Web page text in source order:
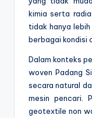
kimia serta
tidak hanya
berbagai kondisi
Dalam konteks
woven Padang
secara natural
mesin pencari.
geotextile non